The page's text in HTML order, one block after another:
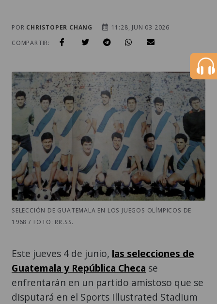
POR CHRISTOPER CHANG
11:28, JUN 03 2026
COMPARTIR:
SELECCIÓN DE GUATEMALA EN LOS JUEGOS OLÍMPICOS DE
1968 / FOTO: RR.SS.
Este jueves 4 de junio, las selecciones de
Guatemala y República Checa se
enfrentarán en un partido amistoso que se
disputará en el Sports Illustrated Stadium